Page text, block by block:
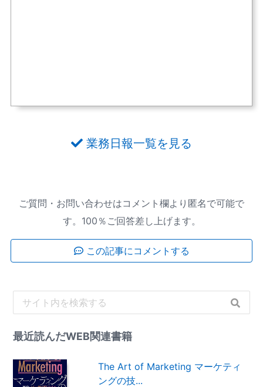
業務日報一覧を見る
ご質問・お問い合わせはコメント欄より匿名で可能で
す。100％ご回答差し上げます。
この記事にコメントする
最近読んだWEB関連書籍
The Art of Marketing マーケティ
ングの技...